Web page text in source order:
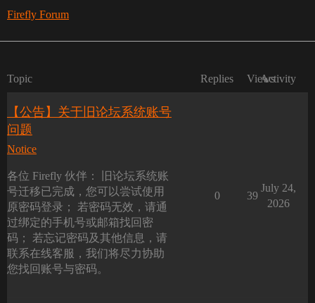
Firefly Forum
Topic Replies ViewsActivity
【公告】关于旧论坛系统账号
问题
Notice
各位 Firefly 伙伴： 旧论坛系统账
号迁移已完成，您可以尝试使用
原密码登录； 若密码无效，请通
过绑定的手机号或邮箱找回密
码； 若忘记密码及其他信息，请
联系在线客服，我们将尽力协助
您找回账号与密码。
0 39
July 24,
2026